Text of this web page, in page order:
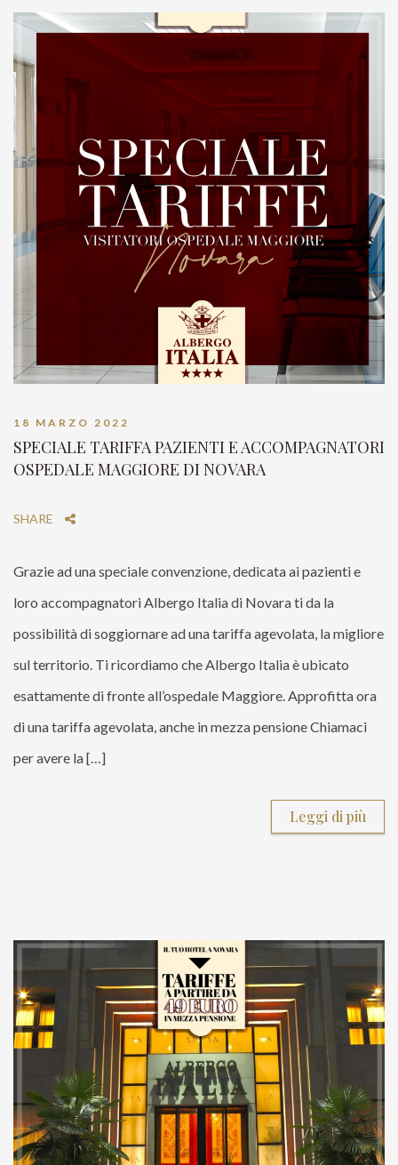
18 MARZO 2022
SPECIALE TARIFFA PAZIENTI E ACCOMPAGNATORI
OSPEDALE MAGGIORE DI NOVARA
SHARE
Grazie ad una speciale convenzione, dedicata ai pazienti e
loro accompagnatori Albergo Italia di Novara ti da la
possibilità di soggiornare ad una tariffa agevolata, la migliore
sul territorio. Ti ricordiamo che Albergo Italia è ubicato
esattamente di fronte all’ospedale Maggiore. Approfitta ora
di una tariffa agevolata, anche in mezza pensione Chiamaci
per avere la […]
Leggi di più